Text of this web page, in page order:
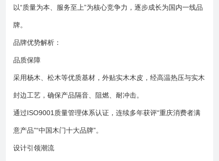
以“质量为本、服务至上”为核心竞争力，逐步成长为国内一线品
牌。
品牌优势解析：
品质保障
采用杨木、松木等优质基材，外贴实木木皮，经高温热压与实木
封边工艺，确保产品隔音、阻燃、耐冲击。
通过ISO9001质量管理体系认证，连续多年获评“重庆消费者满
意产品”“中国木门十大品牌”。
设计引领潮流